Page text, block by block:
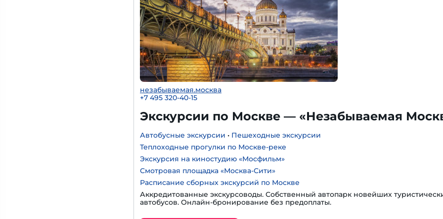
незабываемая.москва
+7 495 320-40-15
Экскурсии по Москве — «Незабываемая
Автобусные экскурсии • Пешеходные экскурсии
Теплоходные прогулки по Москве-реке
Экскурсия на киностудию «Мосфильм»
Смотровая площадка «Москва-Сити»
Расписание сборных экскурсий по Москве
Аккредитованные экскурсоводы. Собственный автопарк новейших
автобусов. Онлайн-бронирование без предоплаты.